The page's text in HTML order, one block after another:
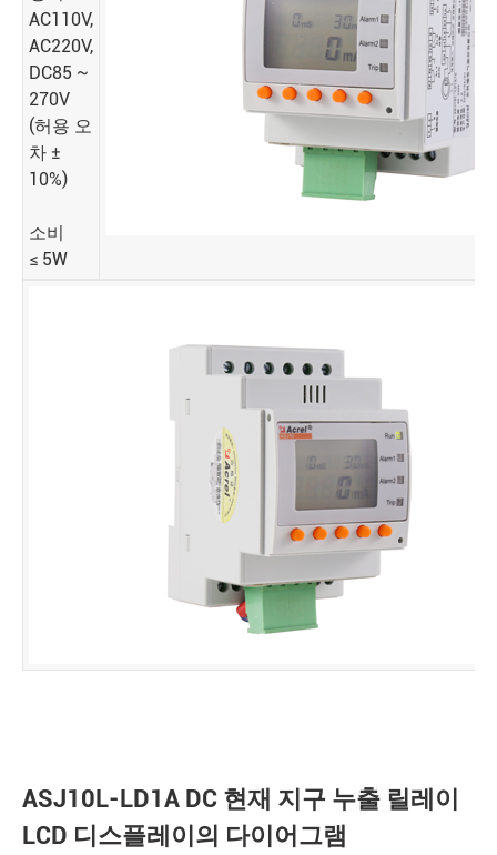
AC110V,
AC220V,
DC85 ~
270V
(허용 오
차 ±
10%)
소비
≤ 5W
ASJ10L-LD1A DC 현재 지구 누출 릴레이
LCD 디스플레이의 다이어그램